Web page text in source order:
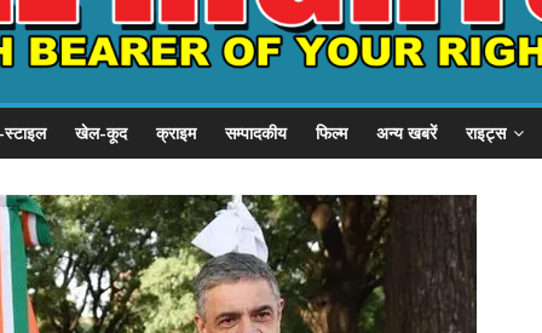
खेल-कूद क्राइम सम्पादकीय फिल्म अन्य खबरें राइट्स